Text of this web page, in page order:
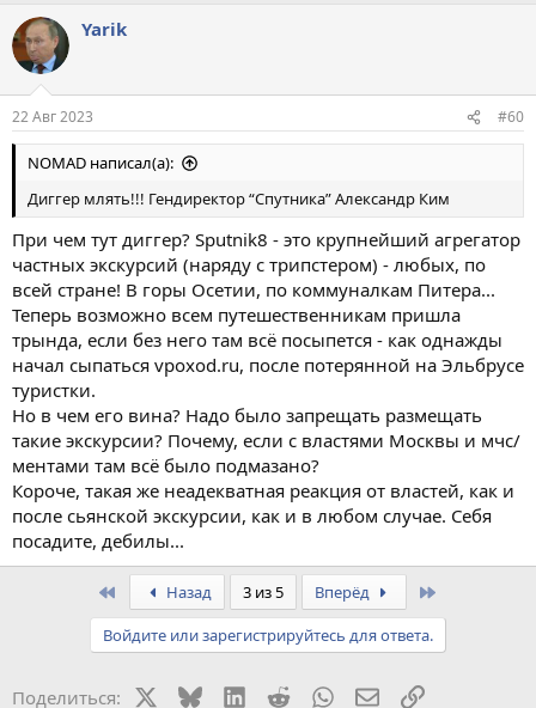
Yarik
22 Авг 2023 #60
NOMAD написал(а):
Диггер млять!!! Гендиректор “Спутника” Александр Ким
При чем тут диггер? Sputnik8 - это крупнейший агрегатор
частных экскурсий (наряду с трипстером) - любых, по
всей стране! В горы Осетии, по коммуналкам Питера...
Теперь возможно всем путешественникам пришла
трында, если без него там всё посыпется - как однажды
начал сыпаться vpoxod.ru, после потерянной на Эльбрусе
туристки.
Но в чем его вина? Надо было запрещать размещать
такие экскурсии? Почему, если с властями Москвы и мчс/
ментами там всё было подмазано?
Короче, такая же неадекватная реакция от властей, как и
после сьянской экскурсии, как и в любом случае. Себя
посадите, дебилы...
Назад 3 из 5 Вперёд
Войдите или зарегистрируйтесь для ответа.
Поделиться: BlueskyLinkedIn
RedditWhatsAppЭлектронная
Ссылка